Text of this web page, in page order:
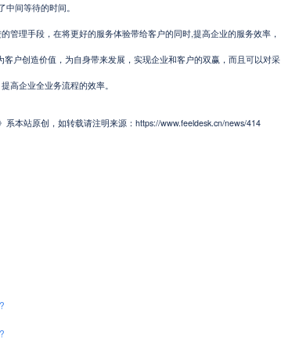
间等待的时间。
理手段，在将更好的服务体验带给客户的同时,提高企业的服务效率，
户创造价值，为自身带来发展，实现企业和客户的双赢，而且可以对采
高企业全业务流程的效率。
本站原创，如转载请注明来源：https://www.feeldesk.cn/news/414